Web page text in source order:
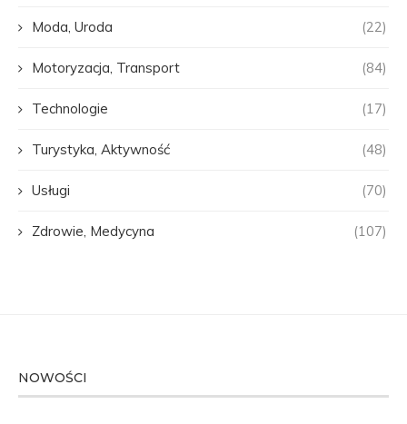
Moda, Uroda (22)
Motoryzacja, Transport (84)
Technologie (17)
Turystyka, Aktywność (48)
Usługi (70)
Zdrowie, Medycyna (107)
NOWOŚCI